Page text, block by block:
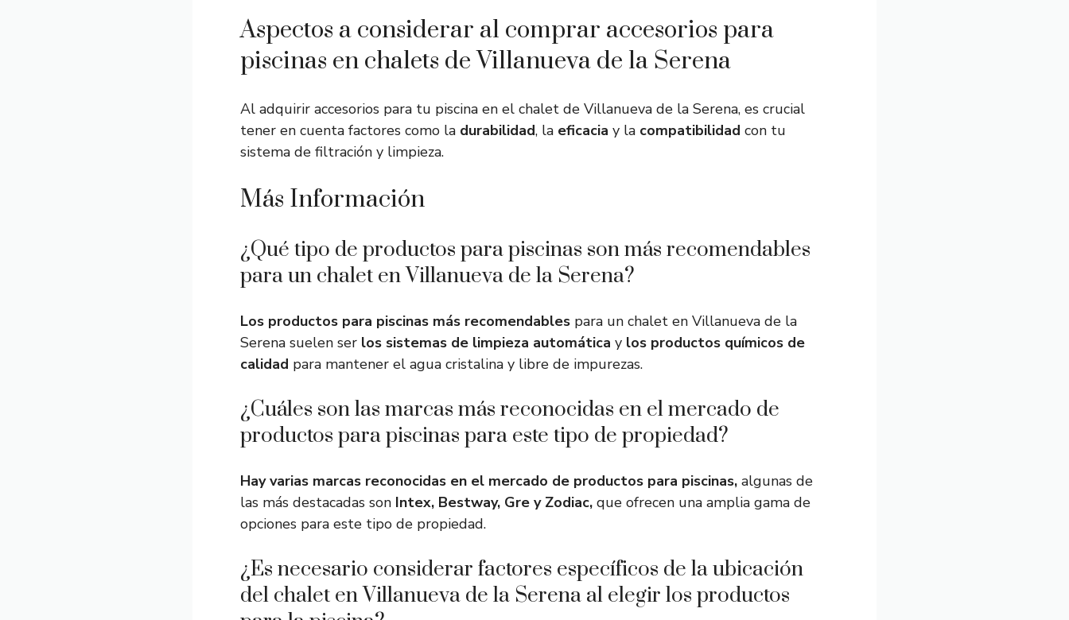
Aspectos a considerar al comprar accesorios para
piscinas en chalets de Villanueva de la Serena
Al adquirir accesorios para tu piscina en el chalet de Villanueva de la Serena, es crucial
tener en cuenta factores como la durabilidad, la eficacia y la compatibilidad con tu
sistema de filtración y limpieza.
Más Información
¿Qué tipo de productos para piscinas son más recomendables
para un chalet en Villanueva de la Serena?
Los productos para piscinas más recomendables para un chalet en Villanueva de la
Serena suelen ser los sistemas de limpieza automática y los productos químicos de
calidad para mantener el agua cristalina y libre de impurezas.
¿Cuáles son las marcas más reconocidas en el mercado de
productos para piscinas para este tipo de propiedad?
Hay varias marcas reconocidas en el mercado de productos para piscinas, algunas de
las más destacadas son Intex, Bestway, Gre y Zodiac, que ofrecen una amplia gama de
opciones para este tipo de propiedad.
¿Es necesario considerar factores específicos de la ubicación
del chalet en Villanueva de la Serena al elegir los productos